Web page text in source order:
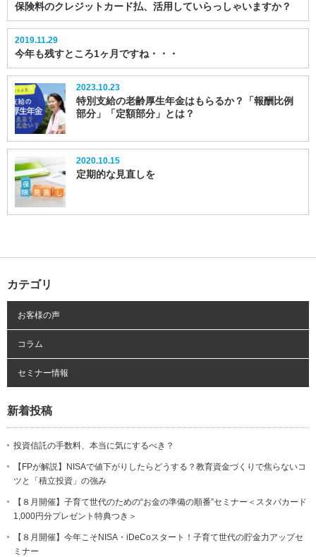
保険料のクレジットカード払、活用していらっしゃいますか？
2019.11.29
今年も残すところ1ヶ月ですね・・・
2023.10.23
特別支給の老齢厚生年金はもらるか？「報酬比例
部分」「定額部分」とは？
2020.10.15
定期的な見直しを
カテゴリ
お客様の声
コラム
セミナー情報
新着投稿
投資信託の手数料、本当に気にするべき？
【FPが解説】NISAで値下がりしたらどうする？教育資金づくりで焦らないコ
ツと「積立投資」の強み
【８月開催】子育て世代のための“お金の準備の順番”セミナー＜スタバカード
1,000円分プレゼント特典つき＞
【８月開催】今年こそNISA・iDeCoスタート！子育て世代の貯金力アップセ
ミナー